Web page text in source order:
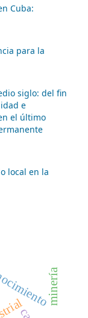
Cuba:
para la
siglo: del fin
e
el último
local en la
minería